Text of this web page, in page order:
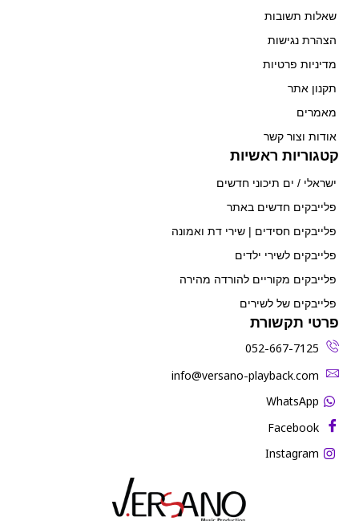
שאלות תשובות
הצהרת נגישות
מדיניות פרטיות
תקנון אתר
מאמרים
אודות וצור קשר
קטגוריות ראשיות
ישראלי / ים תיכוני חדשים
פלייבקים חדשים באתר
פלייבקים חסידים | שירי דת ואמונה
פלייבקים לשירי ילדים
פלייבקים מקוריים להורדה מהירה
פלייבקים של לשירים
פרטי תקשורת
052-667-7125
‫info@versano-playback.com‬
WhatsApp
Facebook
Instagram